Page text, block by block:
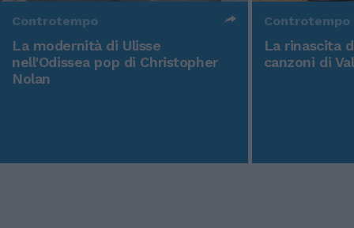
Controtempo
La modernità di Ulisse
nell'Odissea pop di Christopher
Nolan
Controtempo
La rinascita
canzoni di